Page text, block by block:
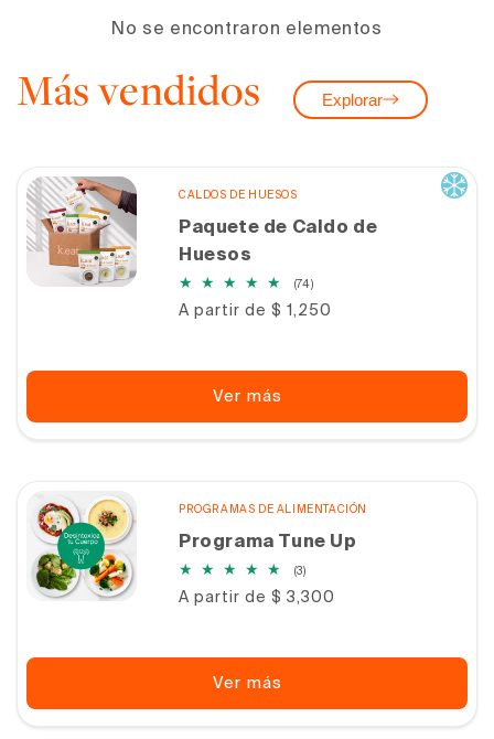
No se encontraron elementos
Más vendidos Explorar
CALDOS DE HUESOS
Paquete de Caldo de
Huesos
(74)74
totales
Precio
A partir de $ 1,250
Ver más
PROGRAMAS DE ALIMENTACIÓN
Programa Tune Up
(3)3
totales
Precio
A partir de $ 3,300
Ver más